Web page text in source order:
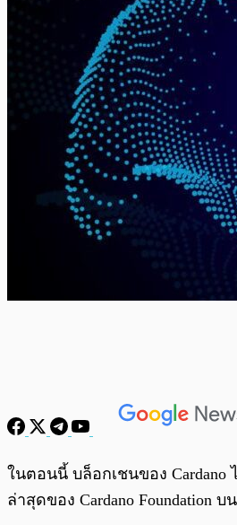
พร้อมเล่น
ในตอนนี้ บล็อกเชนของ
ล่าสุดของ Cardano Foundation